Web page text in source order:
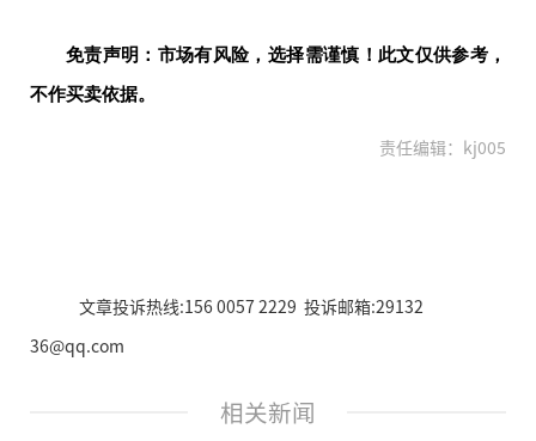
免责声明：市场有风险，选择需谨慎！此文仅供参考，
不作买卖依据。
责任编辑：kj005
文章投诉热线:156 0057 2229 投诉邮箱:29132
36@qq.com
相关新闻